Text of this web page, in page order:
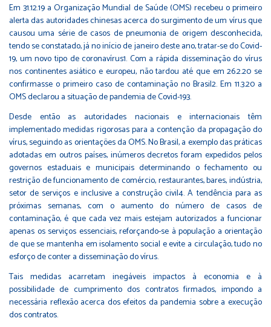
Em 31.12.19 a Organização Mundial de Saúde (OMS) recebeu o primeiro
alerta das autoridades chinesas acerca do surgimento de um vírus que
causou uma série de casos de pneumonia de origem desconhecida,
tendo se constatado, já no início de janeiro deste ano, tratar-se do Covid-
19, um novo tipo de coronavírus1. Com a rápida disseminação do vírus
nos continentes asiático e europeu, não tardou até que em 26.2.20 se
confirmasse o primeiro caso de contaminação no Brasil2. Em 11.3.20 a
OMS declarou a situação de pandemia de Covid-193.
Desde então as autoridades nacionais e internacionais têm
implementado medidas rigorosas para a contenção da propagação do
vírus, seguindo as orientações da OMS. No Brasil, a exemplo das práticas
adotadas em outros países, inúmeros decretos foram expedidos pelos
governos estaduais e municipais determinando o fechamento ou
restrição de funcionamento de comércio, restaurantes, bares, indústria,
setor de serviços e inclusive a construção civil4. A tendência para as
próximas semanas, com o aumento do número de casos de
contaminação, é que cada vez mais estejam autorizados a funcionar
apenas os serviços essenciais, reforçando-se à população a orientação
de que se mantenha em isolamento social e evite a circulação, tudo no
esforço de conter a disseminação do vírus.
Tais medidas acarretam inegáveis impactos à economia e à
possibilidade de cumprimento dos contratos firmados, impondo a
necessária reflexão acerca dos efeitos da pandemia sobre a execução
dos contratos.